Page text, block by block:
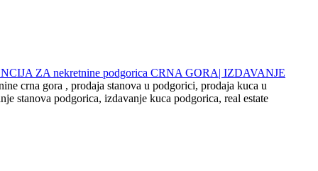
ZA nekretnine podgorica CRNA GORA| IZDAVANJE
crna gora , prodaja stanova u podgorici, prodaja kuca u
stanova podgorica, izdavanje kuca podgorica, real estate